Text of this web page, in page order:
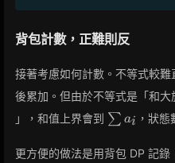
背包計數，正難則反
接著考慮如何計數。不等式較
後累加。但由於不等式是「和大
」，和值上界會到 \sum
a_i
∑ ai ，狀態
更方便的做法是用背包 DP 記錄